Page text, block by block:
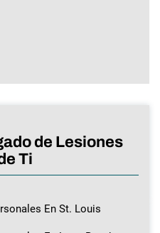
de Lesiones
Ti
En St. Louis